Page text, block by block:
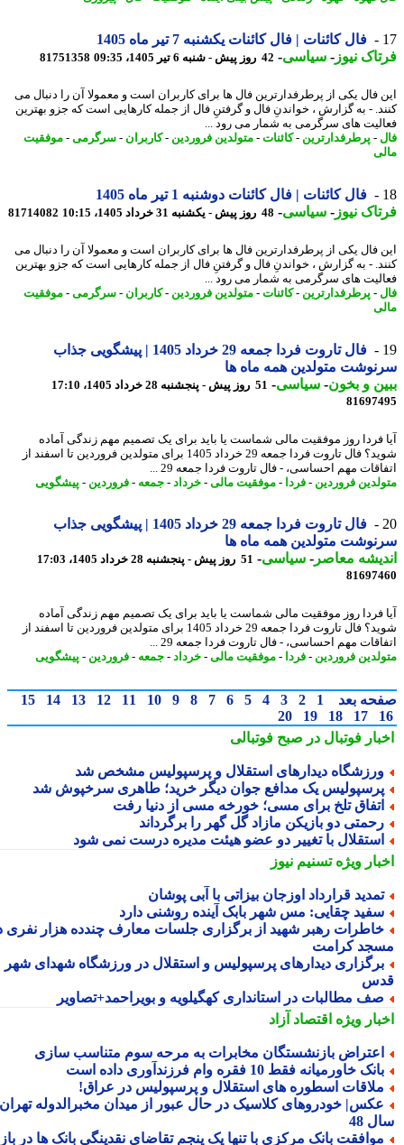
فال کائنات | فال کائنات یکشنبه 7 تیر ماه 1405
نیوز-سیاسی-42 روز پیش - شنبه 6 تیر 1405، 09:35 81751358
فال یکی از پرطرفدارترین فال ها برای کاربران است و معمولا آن را دنبال می
- به گزارش ، خواندنِ فال و گرفتنِ فال از جمله کارهایی است که جزو بهترین
های سرگرمی به شمار می رود ...
-پرطرفدارترین- کائنات-متولدین فروردین -کاربران - سرگرمی-موفقیت
فال کائنات | فال کائنات دوشنبه 1 تیر ماه 1405
نیوز-سیاسی-48 روز پیش - یکشنبه 31 خرداد 1405، 10:15 81714082
فال یکی از پرطرفدارترین فال ها برای کاربران است و معمولا آن را دنبال می
- به گزارش ، خواندنِ فال و گرفتنِ فال از جمله کارهایی است که جزو بهترین
های سرگرمی به شمار می رود ...
-پرطرفدارترین- کائنات-متولدین فروردین -کاربران - سرگرمی-موفقیت
فال تاروت فردا جمعه 29 خرداد 1405 | پیشگویی جذاب
متولدین همه ماه ها
و بخون-سیاسی-51 روز پیش - پنجشنبه 28 خرداد 1405، 17:10
فردا روز موفقیت مالی شماست یا باید برای یک تصمیم مهم زندگی آماده
شوید؟ فال تاروت فردا جمعه 29 خرداد 1405 برای متولدین فروردین تا اسفند از
مهم احساسی، - فال تاروت فردا جمعه 29 ...
فروردین -فردا - موفقیت مالی-خرداد-جمعه-فروردین -پیشگویی
فال تاروت فردا جمعه 29 خرداد 1405 | پیشگویی جذاب
متولدین همه ماه ها
معاصر-سیاسی-51 روز پیش - پنجشنبه 28 خرداد 1405، 17:03
فردا روز موفقیت مالی شماست یا باید برای یک تصمیم مهم زندگی آماده
شوید؟ فال تاروت فردا جمعه 29 خرداد 1405 برای متولدین فروردین تا اسفند از
مهم احساسی، - فال تاروت فردا جمعه 29 ...
فروردین -فردا - موفقیت مالی-خرداد-جمعه-فروردین -پیشگویی
بعد 1
2
3
4
5
6
7
8
9
10
11
12
13
14
15
17
18
19
20
فوتبال در صبح فوتبالی
دیدارهای استقلال و پرسپولیس مشخص شد
یک مدافع جوان دیگر خرید؛ طاهری سرخپوش شد
تلخ برای مسی؛ خورخه مسی از دنیا رفت
دو بازیکن مازاد گل گهر را برگرداند
با تغییر دو عضو هیئت مدیره درست نمی شود
ویژهتسنیم نیوز
قرارداد اوزجان بیزاتی با آبی پوشان
چقایی: مس شهر بابک آینده روشنی دارد
رهبر شهید از برگزاری جلسات معارف چندده هزار نفری در
کرامت
دیدارهای پرسپولیس و استقلال در ورزشگاه شهدای شهر
مطالبات در استانداری کهگیلویه و بویراحمد+تصاویر
ویژهاقتصاد آزاد
بازنشستگان مخابرات به مرحه سوم متناسب سازی
خاورمیانه فقط 10 فقره وام فرزندآوری داده است
اسطوره های استقلال و پرسپولیس در عراق!
خودروهای کلاسیک در حال عبور از میدان مخبرالدوله تهران؛
48
بانک مرکزی با تنها یک پنجم تقاضای نقدینگی بانک ها در بازار